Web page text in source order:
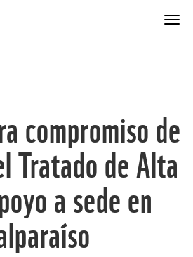
compromiso de
Tratado de Alta
a sede en